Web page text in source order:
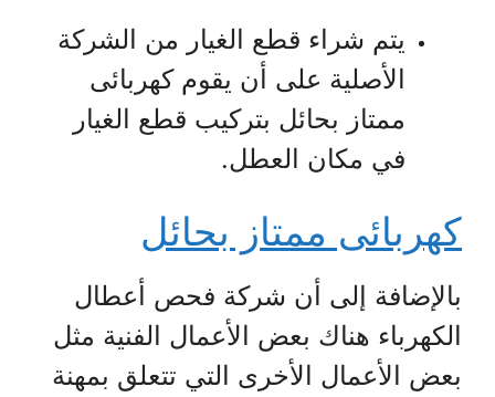
يتم شراء قطع الغيار من الشركة
الأصلية على أن يقوم كهربائى
ممتاز بحائل بتركيب قطع الغيار
في مكان العطل.
كهربائى ممتاز بحائل
بالإضافة إلى أن شركة فحص أعطال
الكهرباء هناك بعض الأعمال الفنية مثل
بعض الأعمال الأخرى التي تتعلق بمهنة